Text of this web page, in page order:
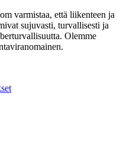
varmistaa, että liikenteen ja
sujuvasti, turvallisesti ja
Olemme